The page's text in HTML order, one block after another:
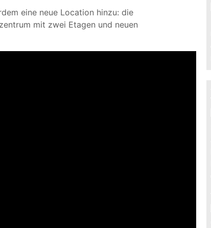
eine neue Location hinzu: die
mit zwei Etagen und neuen